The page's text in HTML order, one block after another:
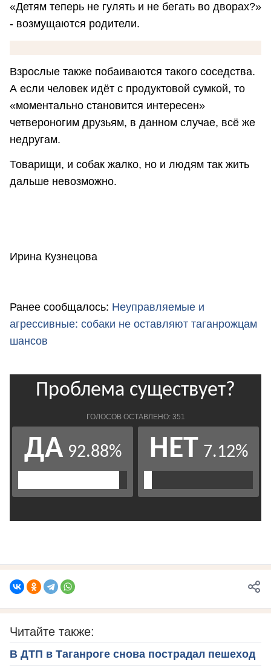
«Детям теперь не гулять и не бегать во дворах?»
- возмущаются родители.
Взрослые также побаиваются такого соседства.
А если человек идёт с продуктовой сумкой, то
«моментально становится интересен»
четвероногим друзьям, в данном случае, всё же
недругам.
Товарищи, и собак жалко, но и людям так жить
дальше невозможно.
Ирина Кузнецова
Ранее сообщалось: Неуправляемые и
агрессивные: собаки не оставляют таганрожцам
шансов
Читайте также:
В ДТП в Таганроге снова пострадал пешеход